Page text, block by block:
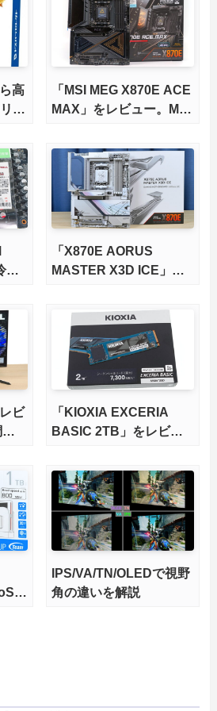
高
ー
「MSI MEG X870E ACE
MAX」をレビュー。M.2
版X870Eマザーボードを
徹底検証
や
「X870E AORUS
MASTER X3D ICE」を
さらに高速にする完全版
X870Eマザーボードを徹
底検証
ビ
「KIOXIA EXCERIA
BASIC 2TB」をレビュ
力、高性能、高コスパを
実現！
IPS/VA/TN/OLEDで視野
角の違いを解説